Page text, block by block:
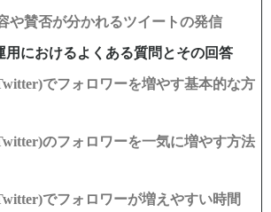
や賛否が分かれるツイートの発信
用におけるよくある質問とその回答
でフォロワーを増やす基本的な方
のフォロワーを一気に増やす方法
でフォロワーが増えやすい時間